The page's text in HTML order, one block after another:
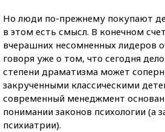
Но люди по-прежнему покупают
в этом есть смысл. В конечном
вчерашних несомненных лидеров
говоря уже о том, что сегодня
степени драматизма может
закрученными классическими
современный менеджмент
понимании законов психологии (а
психиатрии).